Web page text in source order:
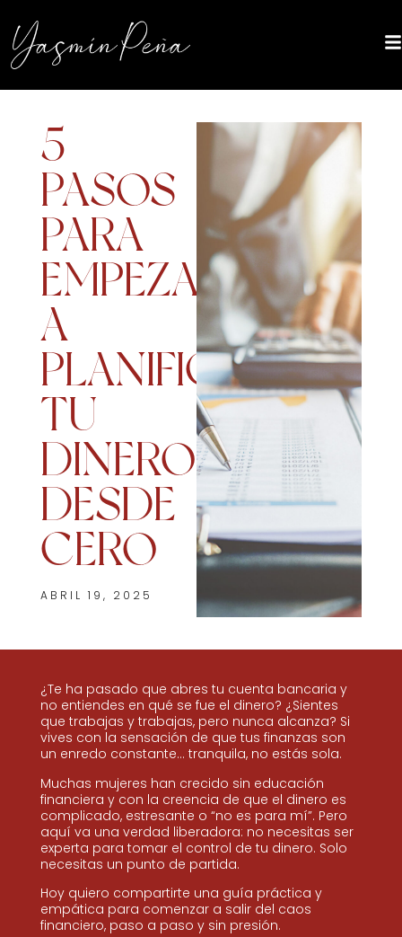
5
PASOS
PARA
EMPEZAR
A
PLANIFICAR
TU
DINERO
DESDE
CERO
ABRIL 19, 2025
¿Te ha pasado que abres tu cuenta bancaria y
no entiendes en qué se fue el dinero? ¿Sientes
que trabajas y trabajas, pero nunca alcanza? Si
vives con la sensación de que tus finanzas son
un enredo constante… tranquila, no estás sola.
Muchas mujeres han crecido sin educación
financiera y con la creencia de que el dinero es
complicado, estresante o “no es para mí”. Pero
aquí va una verdad liberadora: no necesitas ser
experta para tomar el control de tu dinero. Solo
necesitas un punto de partida.
Hoy quiero compartirte una guía práctica y
empática para comenzar a salir del caos
financiero, paso a paso y sin presión.